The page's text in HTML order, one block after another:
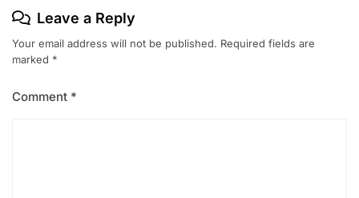
Leave a Reply
Your email address will not be published. Required fields are
marked *
Comment *